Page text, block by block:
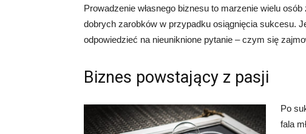
Prowadzenie własnego biznesu to marzenie wielu
dobrych zarobków w przypadku osiągnięcia sukcesu.
odpowiedzieć na nieuniknione pytanie – czym się
Biznes powstający z pasji
Po
fala